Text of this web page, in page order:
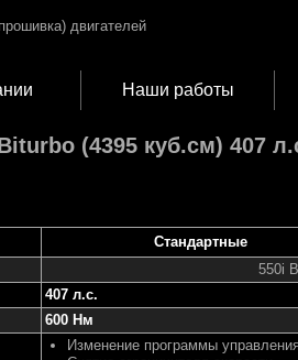
Наши работы
(4395 куб.см) 407
Стандартные
550i
407 л.с.
600 Нм
Изменение программы